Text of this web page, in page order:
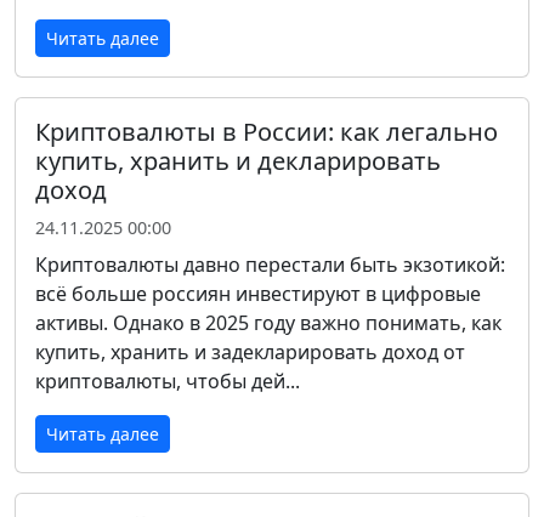
Читать далее
Криптовалюты в России: как легально
купить, хранить и декларировать
доход
24.11.2025 00:00
Криптовалюты давно перестали быть экзотикой:
всё больше россиян инвестируют в цифровые
активы. Однако в 2025 году важно понимать, как
купить, хранить и задекларировать доход от
криптовалюты, чтобы дей...
Читать далее